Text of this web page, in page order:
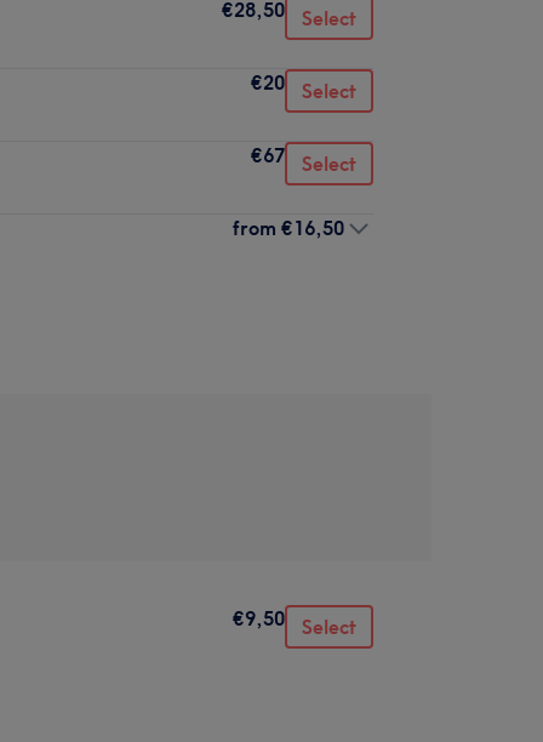
€28,50 Select
€20 Select
€67 Select
from €16,50
€9,50 Select